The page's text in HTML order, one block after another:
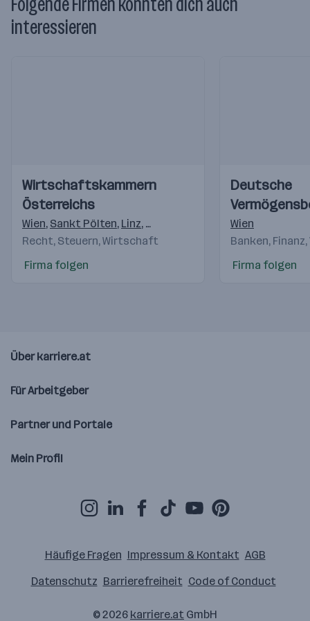
interessieren
Videos
Einblicke
Einblicke
Wirtschaftskammern
Österreichs
Wien, Sankt Pölten, Linz, Salzburg Innsbruck,Feldkirch
Recht, Steuern, Wirtschaft
Firma folgen
Videos
Einblicke
Einblicke
Deutsche
AG
Wien
Banken,
Firma folgen
Über karriere.at
Für Arbeitgeber
Partner und Portale
Mein Profil
Häufige Fragen Impressum & Kontakt AGB
Datenschutz Barrierefreiheit Code of Conduct
© 2026 karriere.at GmbH